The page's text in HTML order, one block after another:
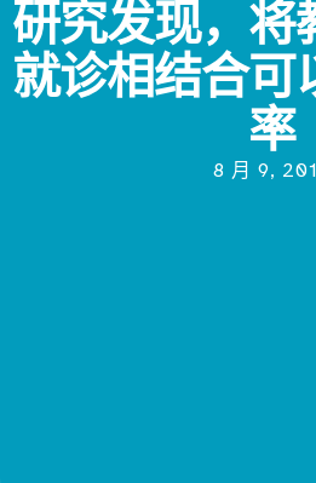
研究发现，将
就诊相结合可
率
8 月 9,